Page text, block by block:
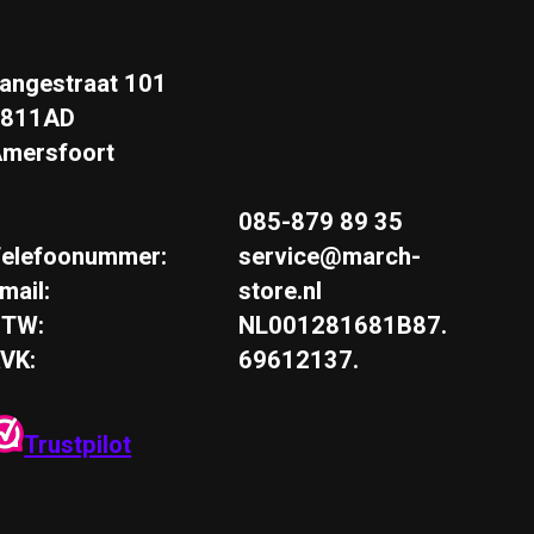
101
085-879 89 35
service@march-
store.nl
NL001281681B87.
69612137.
Trustpilot